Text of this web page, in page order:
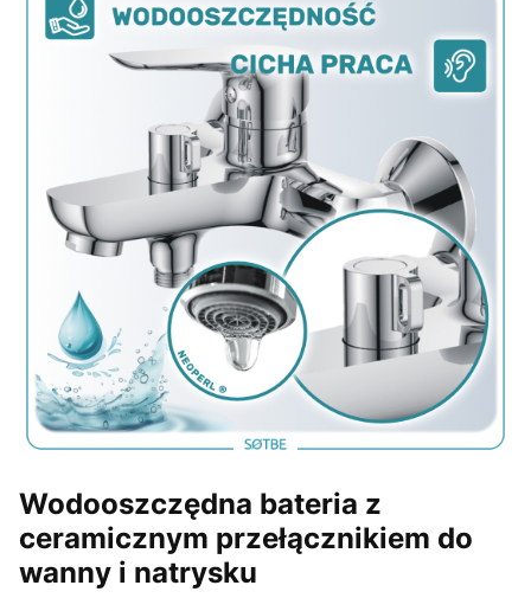
Wodooszczędna bateria z
ceramicznym przełącznikiem do
wanny i natrysku